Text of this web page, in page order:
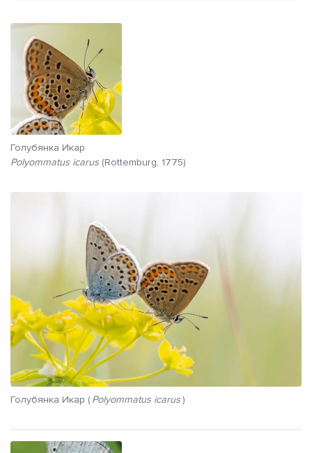
Голубянка Икар
Polyommatus icarus (Rottemburg, 1775)
Голубянка Икар (Polyommatus icarus )